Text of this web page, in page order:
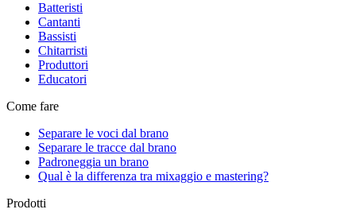
Batteristi
Cantanti
Bassisti
Chitarristi
Produttori
Educatori
Come fare
Separare le voci dal brano
Separare le tracce dal brano
Padroneggia un brano
Qual è la differenza tra mixaggio e mastering?
Prodotti